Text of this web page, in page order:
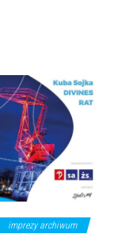
imprezy archiwum